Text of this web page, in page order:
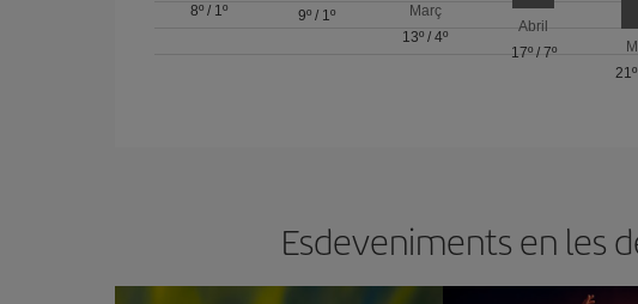
8º/ 1º
9º / 1º
Març
13º /4º
Abril
17º/ 7º
21º
Esdeveniments en les